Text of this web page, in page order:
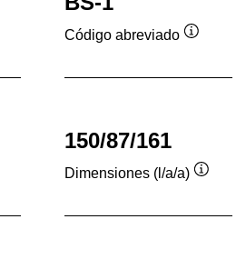
Código abreviado
150/87/161
Dimensiones (l/a/a)